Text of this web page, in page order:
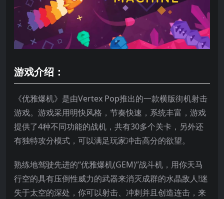
游戏介绍：
《优雅爆机》是由Vertex Pop推出的一款横版街机射击
游戏。游戏采用明快风格，节奏快速，系统丰富，游戏
提供了4种不同功能的战机，共有30多个关卡，另外还
有独特攻分模式，可以满足玩家冲击高分的欲望。
熟练地驾驶先进的“优雅爆机(GEM)”战斗机，用你天马
行空的具有压倒性威力的武器来消灭成群的水晶敌人!迷
失于太空的深处，你可以射击、冲刺并且创造连击，来